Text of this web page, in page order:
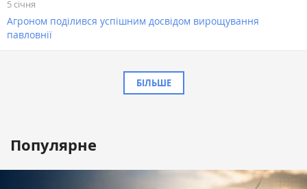
5 січня
Агроном поділився успішним досвідом вирощування
павловнії
БІЛЬШЕ
Популярне